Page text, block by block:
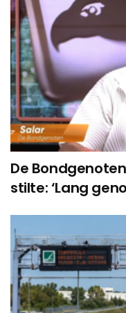
De
stilte: ‘Lang